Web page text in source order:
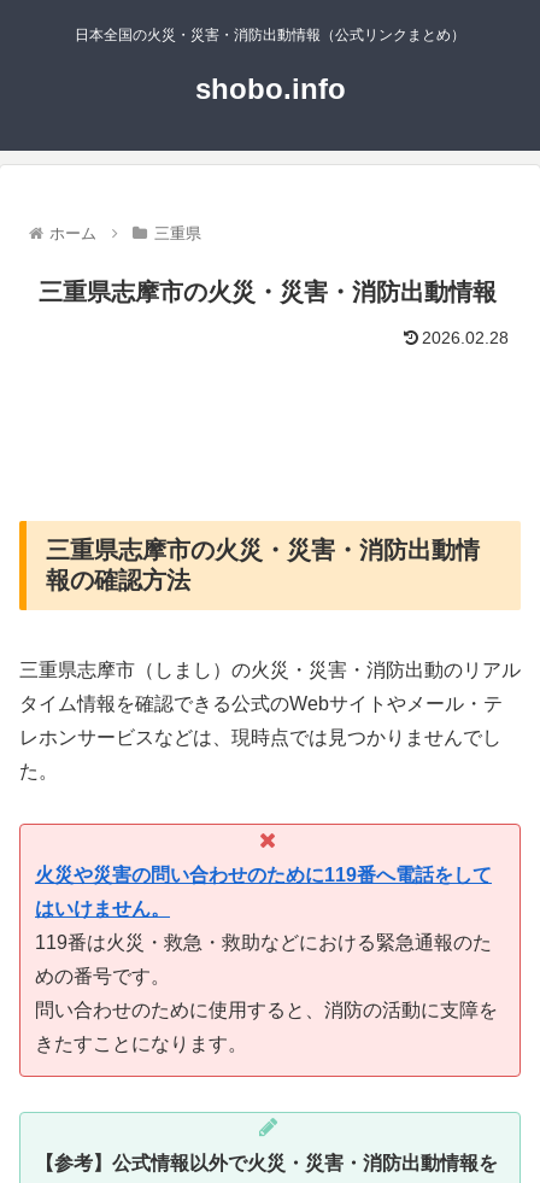
日本全国の火災・災害・消防出動情報（公式リンクまとめ）
shobo.info
ホーム 三重県
三重県志摩市の火災・災害・消防出動情報
2026.02.28
三重県志摩市の火災・災害・消防出動情
報の確認方法
三重県志摩市（しまし）の火災・災害・消防出動のリアル
タイム情報を確認できる公式のWebサイトやメール・テ
レホンサービスなどは、現時点では見つかりませんでし
た。
火災や災害の問い合わせのために119番へ電話をして
はいけません。
119番は火災・救急・救助などにおける緊急通報のた
めの番号です。
問い合わせのために使用すると、消防の活動に支障を
きたすことになります。
【参考】公式情報以外で火災・災害・消防出動情報を